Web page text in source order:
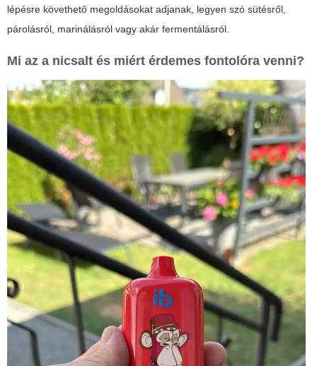
lépésre követhető megoldásokat adjanak, legyen szó sütésről,
párolásról, marinálásról vagy akár fermentálásról.
Mi az a nicsalt és miért érdemes fontolóra venni?